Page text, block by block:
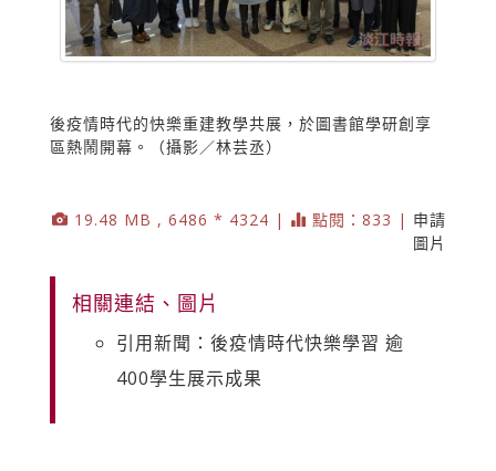
後疫情時代的快樂重建教學共展，於圖書館學研創享
區熱鬧開幕。（攝影／林芸丞）
19.48 MB , 6486 * 4324 | 點閱：833 | 申請
圖片
相關連結、圖片
引用新聞：後疫情時代快樂學習 逾
400學生展示成果